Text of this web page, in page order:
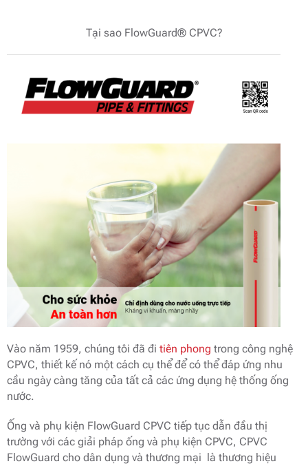
Tại sao FlowGuard® CPVC?
Vào năm 1959, chúng tôi đã đi tiên phong trong công nghệ
CPVC, thiết kế nó một cách cụ thể để có thể đáp ứng nhu
cầu ngày càng tăng của tất cả các ứng dụng hệ thống ống
nước.
Ống và phụ kiện FlowGuard CPVC tiếp tục dẫn đầu thị
trường với các giải pháp ống và phụ kiện CPVC, CPVC
FlowGuard cho dân dụng và thương mại là thương hiệu